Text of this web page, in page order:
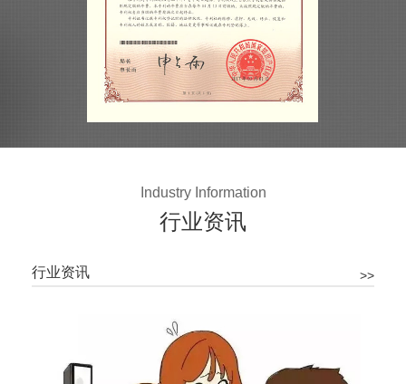
Industry Information
行业资讯
>>
行业资讯